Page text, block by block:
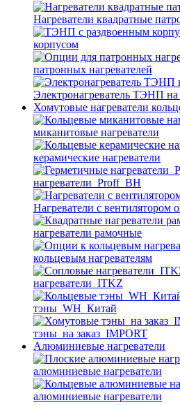
Нагреватели квадратные
корпусом
патронных нагревателей
Электронагреватель ТЭНП на
Хомутовые нагреватели
миканитовые нагреватели
керамические нагреватели
нагреватели_Proff_BH
Нагреватели с вентилятором
нагреватели рамочные
кольцевым нагревателям
нагреватели_ITKZ
тэны_WH_Китай
тэны_на заказ_IMPORT
Алюминиевые нагреватели
алюминиевые нагреватели
алюминиевые нагреватели